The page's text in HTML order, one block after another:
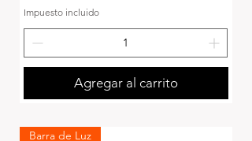
Impuesto incluido
Agregar al carrito
Barra de Luz